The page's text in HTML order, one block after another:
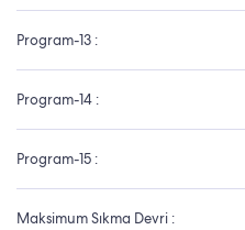
Program-13 :
Program-14 :
Program-15 :
Maksimum Sıkma Devri :